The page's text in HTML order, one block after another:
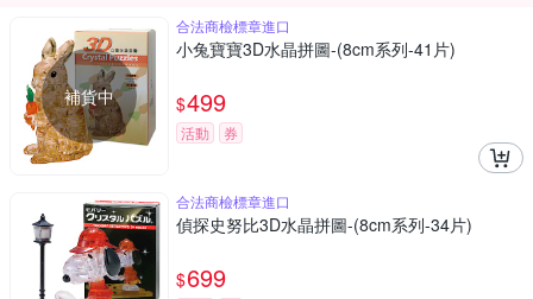
補貨中
合法商檢標章進口
小兔寶寶3D水晶拼圖-(8cm系列-41片)
$499
活動 券
合法商檢標章進口
偵探史努比3D水晶拼圖-(8cm系列-34片)
$699